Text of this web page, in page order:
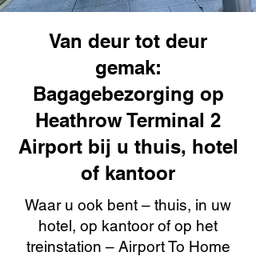
Van deur tot deur
gemak:
Bagagebezorging op
Heathrow Terminal 2
Airport bij u thuis, hotel
of kantoor
Waar u ook bent – thuis, in uw
hotel, op kantoor of op het
treinstation – Airport To Home